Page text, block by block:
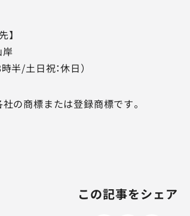
】
半/土日祝：休日）
の商標または登録商標です。
この記事をシェア